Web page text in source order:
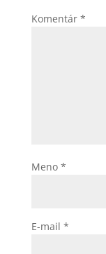
Komentár *
Meno *
E-mail *